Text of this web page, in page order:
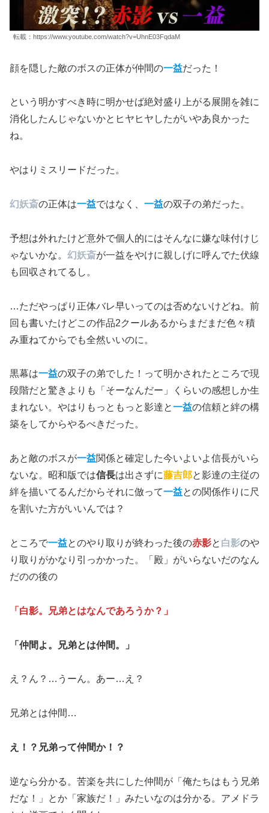
転載：https://www.youtube.com/watch?v=UhnE03FqdaM
顔を隠した敵のボスの正体が仲間の一益だった！
という明かすべき時に明かせば絶対盛り上がる展開を雑に
消化したんじゃないかとヒヤヒヤしたがいやあ良かった
ね。
やはりミスリードだった。
幻妖斎の正体は一益ではなく、 一益の双子の弟だった。
予想は外れたけど意外で個人的にはそんなに嫌な味付けじ
ゃないかな。 幻妖斎が一益をやけに親しげに呼んでた伏線
も回収されてるし。
…ただやっぱり正体バレ早いってのは否めないけどね。前
回も書いたけどこの作品2クールあるからまだまだ色々積
み重ねてからでも全然いいのに。
黒幕は一益の双子の弟でした！って明かされたところで現
段階だと驚きよりも「そーなんだー」くらいの感想しか生
まれない。やはりもっともっと影達と一益の信頼と絆の構
築をしてからやるべきだった。
あと敵のボスが一益関係と確定した今いよいよ信長がいら
ないな。昭和版では信長は出さずに藤吉郎と影達の主従の
絆を描いてるんだからそれに倣って一益との関係作りに尺
を割いた方がいいんでは？
ところで一益とのやり取りが終わった後の赤影と 白影のや
り取りがかなり引っかかった。「殿」がいらないだのなん
だのの後の
「白影。兄弟とはなんであろうか？」
「仲間よ。兄弟とは仲間。」
え？ん？…うーん。あー…え？
兄弟とは仲間…
え！？兄弟って仲間か！？
逆なら分かる。苦楽を共にした仲間が「俺たちはもう兄弟
だな！」とか「家族だ！」みたいなのは分かる。アメドラ